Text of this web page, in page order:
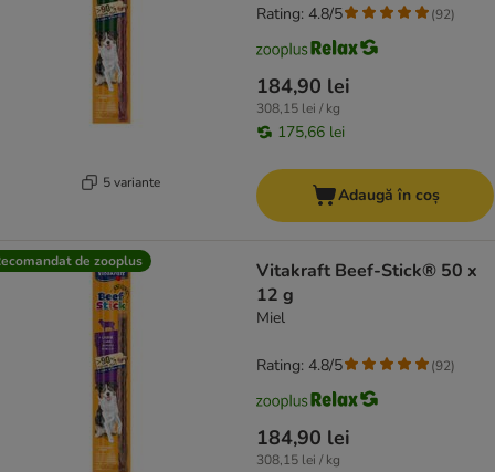
5 variante
184,90 lei
308,15 lei / kg
175,66 lei
Rating: 4.8/5 (92)
Adaugă în coș
de zooplus
Vitakraft Beef-Stick® 50 x
12 g
Miel
184,90 lei
308,15 lei / kg
Rating: 4.8/5 (92)